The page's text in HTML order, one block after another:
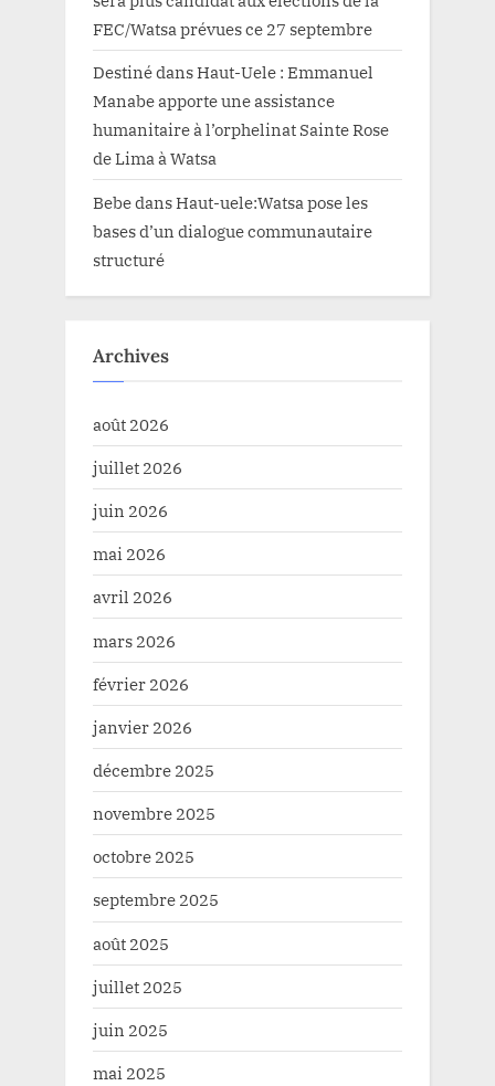
FEC/Watsa prévues ce 27 septembre
DestinédansHaut-Uele : Emmanuel
Manabe apporte une assistance
humanitaire à l’orphelinat Sainte Rose
de Lima à Watsa
BebedansHaut-uele:Watsa pose les
bases d’un dialogue communautaire
structuré
Archives
août 2026
juillet 2026
juin 2026
mai 2026
avril 2026
mars 2026
février 2026
janvier 2026
décembre 2025
novembre 2025
octobre 2025
septembre 2025
août 2025
juillet 2025
juin 2025
mai 2025